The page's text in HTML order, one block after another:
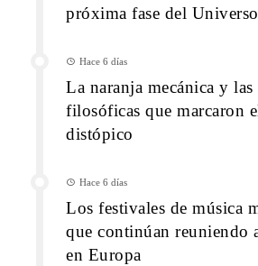
próxima fase del
Hace 6 días
La naranja mecánica y
filosóficas que marcaron
distópico
Hace 6 días
Los festivales de música
que continúan reuniendo
en Europa